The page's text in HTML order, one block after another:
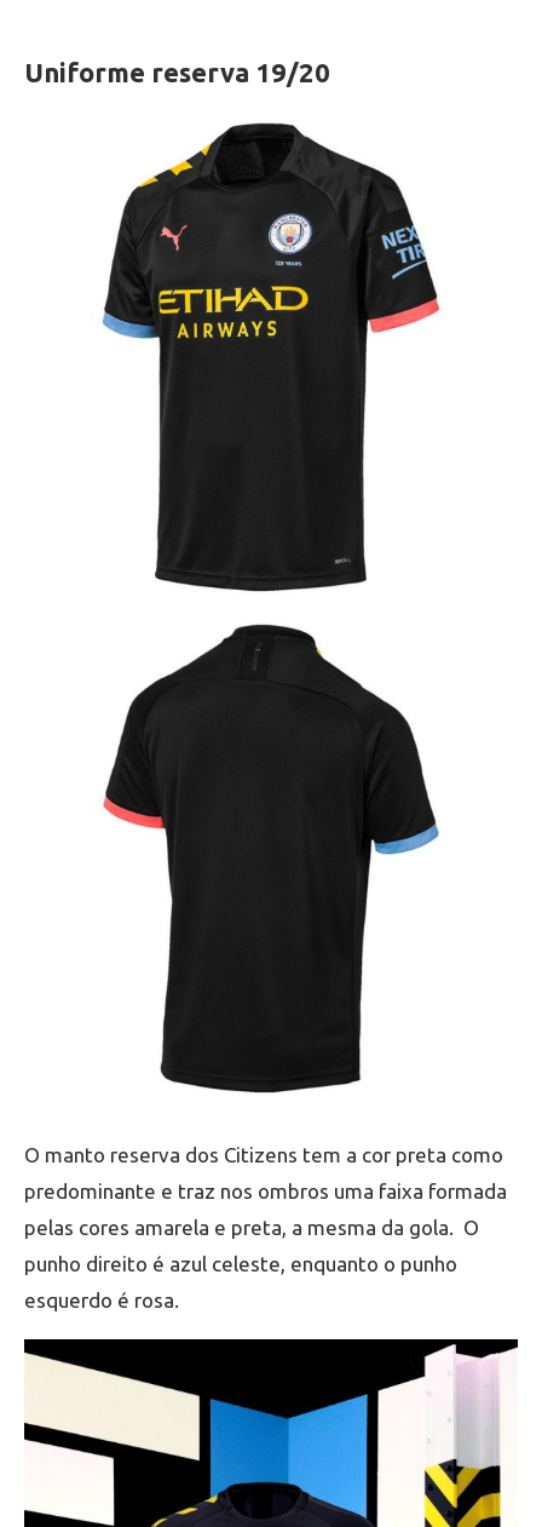
Uniforme reserva 19/20
O manto reserva dos Citizens tem a cor preta como
predominante e traz nos ombros uma faixa formada
pelas cores amarela e preta, a mesma da gola. O
punho direito é azul celeste, enquanto o punho
esquerdo é rosa.